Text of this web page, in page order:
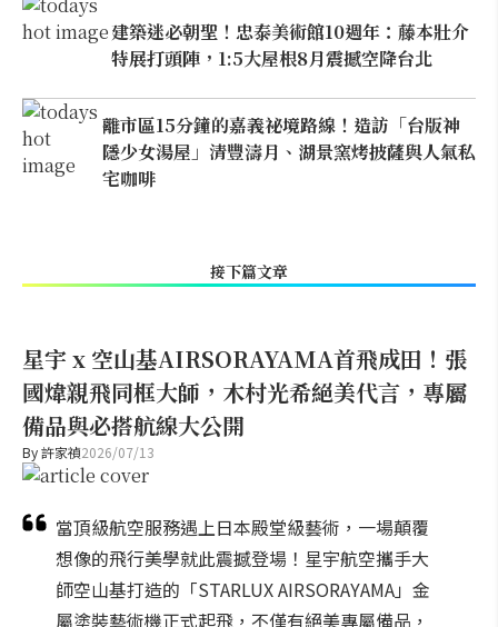
建築迷必朝聖！忠泰美術館10週年：藤本壯介
特展打頭陣，1:5大屋根8月震撼空降台北
離市區15分鐘的嘉義祕境路線！造訪「台版神
隱少女湯屋」清豐濤月、湖景窯烤披薩與人氣私
宅咖啡
接下篇文章
星宇 x 空山基AIRSORAYAMA首飛成田！張
國煒親飛同框大師，木村光希絕美代言，專屬
備品與必搭航線大公開
By許家禎2026/07/13
當頂級航空服務遇上日本殿堂級藝術，一場顛覆
想像的飛行美學就此震撼登場！星宇航空攜手大
師空山基打造的「STARLUX AIRSORAYAMA」金
屬塗裝藝術機正式起飛，不僅有絕美專屬備品，